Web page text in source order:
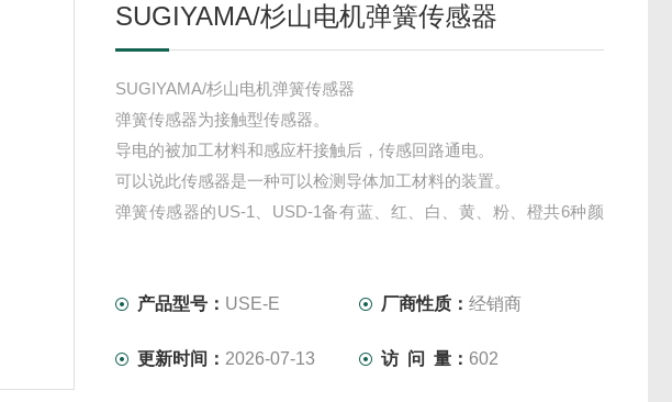
SUGIYAMA/杉山电机弹簧传感器
SUGIYAMA/杉山电机弹簧传感器
弹簧传感器为接触型传感器。
导电的被加工材料和感应杆接触后，传感回路通电。
可以说此传感器是一种可以检测导体加工材料的装置。
弹簧传感器的US-1、USD-1备有蓝、红、白、黄、粉、橙共6种颜
US系列与USD系列的形状，除了连接器之外相同。
产品型号： USE-E 厂商性质：经销商
更新时间： 2026-07-13 访 问 量： 602